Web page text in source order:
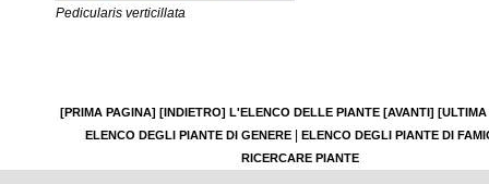
Pedicularis verticillata
[PRIMA PAGINA] [INDIETRO] L'ELENCO DELLE PIANTE [AVANTI]
ELENCO DEGLI PIANTE DI GENERE
ELENCO DEGLI PIANTE DI
RICERCARE PIANTE